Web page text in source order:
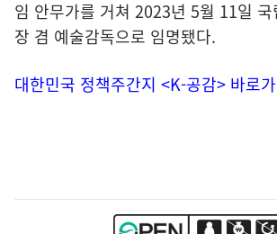
임 안무가를 거쳐 2023년 5월 11일
장 겸 예술감독으로 임명됐다.
대한민국 정책주간지 <K-공감> 바로